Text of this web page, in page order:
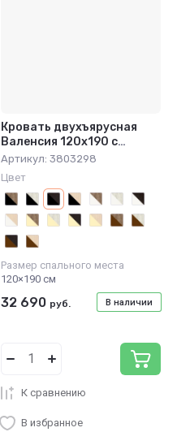
Кровать двухъярусная
Валенсия 120х190 с
полкой и ящиками
чёрный/венге
Артикул: 3803298
Цвет
Размер спального места
120×190 см
В наличии
32 690 руб.
К сравнению
В избранное